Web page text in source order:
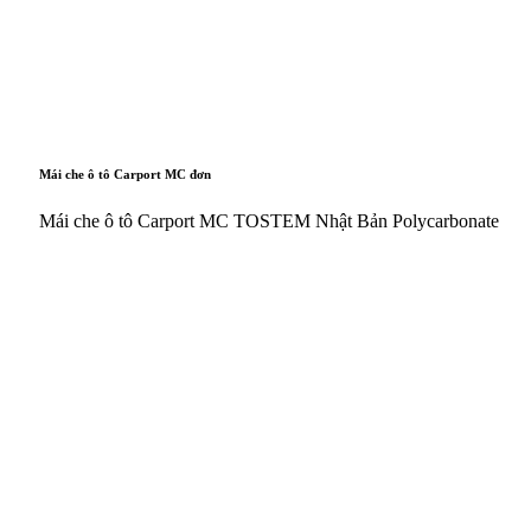
Mái che ô tô Carport MC đơn
Mái che ô tô Carport MC TOSTEM Nhật Bản Polycarbonate